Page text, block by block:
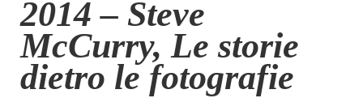
Contatti
Eventi
Home
2014 – Steve
McCurry, Le storie
dietro le fotografie